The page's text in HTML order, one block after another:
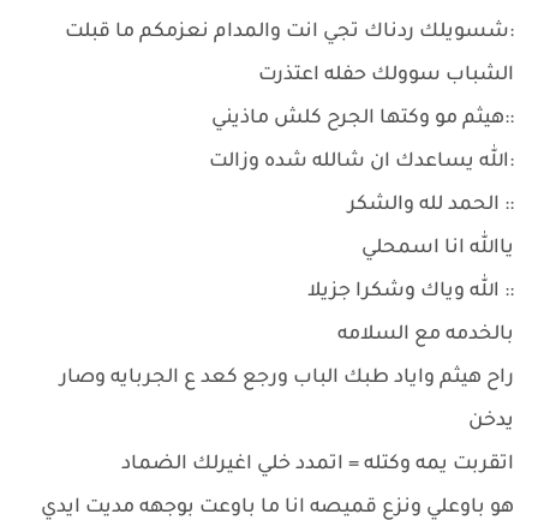
:شسويلك ردناك تجي انت والمدام نعزمكم ما قبلت
الشباب سوولك حفله اعتذرت
::هيثم مو وكتها الجرح كلش ماذيني
:الله يساعدك ان شالله شده وزالت
:: الحمد لله والشكر
ياالله انا اسمحلي
:: الله وياك وشكرا جزيلا
بالخدمه مع السلامه
راح هيثم واياد طبك الباب ورجع كعد ع الجربايه وصار
يدخن
اتقربت يمه وكتله = اتمدد خلي اغيرلك الضماد
هو باوعلي ونزع قميصه انا ما باوعت بوجهه مديت ايدي